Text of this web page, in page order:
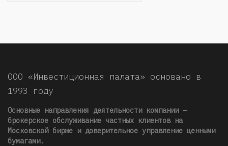
ООО «Инвестиционная палата» основано в
1993 году
Основные направления деятельности компании —
брокерское обслуживание частных клиентов на
Московской бирже и доверительное управление ценными
бумагами.